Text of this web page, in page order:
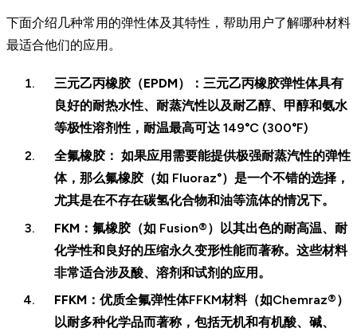
下面介绍几种常用的弹性体及其特性，帮助用户了解哪种材料
最适合他们的应用。
三元乙丙橡胶（EPDM）：三元乙丙橡胶弹性体具有
良好的耐热水性、耐蒸汽性以及耐乙醇、甲醇和氨水
等极性溶剂性，耐温最高可达 149°C (300°F)
全氟橡胶： 如果应用需要能提供极强耐蒸汽性的弹性
体，那么氟橡胶（如 Fluoraz°）是一个不错的选择，
尤其是在不存在碳氢化合物和油等流体的情况下。
FKM： 氟橡胶（如 Fusion®）以其出色的耐高温、耐
化学性和良好的压缩永久变形性能而著称。这些材料
非常适合涉及酸、溶剂和试剂的应用。
FFKM ：优质全氟弹性体FFKM材料（如Chemraz®）
以耐多种化学品而著称，包括无机和有机酸、碱、